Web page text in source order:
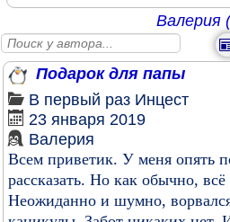
Валерия
Подарок для папы
В первый раз Инцест
23 января 2019
Валерия
Всем приветик. У меня опять
рассказать. Но как обычно,
Неожиданно и шумно,